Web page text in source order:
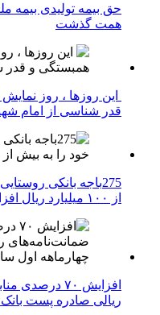
همت گذشت
این روزها ، روز
قدر شناسی از امام
275باجه بانکی
از ۱۰۰ میلیارد ریال افزایش دادند
ریالی صادره پست بانک